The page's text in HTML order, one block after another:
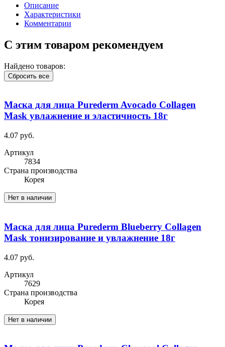
Описание
Характеристики
Комментарии
С этим товаром рекомендуем
Найдено товаров:
Сбросить все
Маска для лица Purederm Avocado Collagen
Mask увлажнение и эластичность 18г
4.07 руб.
Артикул
7834
Cтрана производства
Корея
Нет в наличии
Маска для лица Purederm Blueberry Collagen
Mask тонизирование и увлажнение 18г
4.07 руб.
Артикул
7629
Cтрана производства
Корея
Нет в наличии